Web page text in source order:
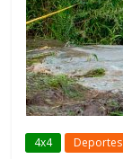
4x4 Deportes